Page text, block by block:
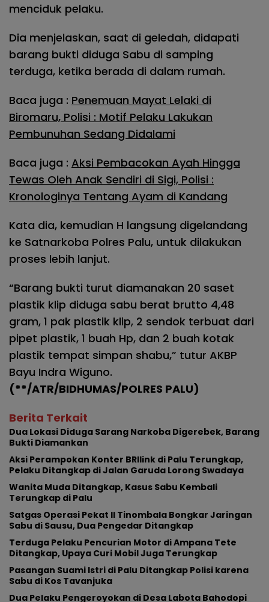
menciduk pelaku.
Dia menjelaskan, saat di geledah, didapati
barang bukti diduga Sabu di samping
terduga, ketika berada di dalam rumah.
Baca juga : Penemuan Mayat Lelaki di
Biromaru, Polisi : Motif Pelaku Lakukan
Pembunuhan Sedang Didalami
Baca juga : Aksi Pembacokan Ayah Hingga
Tewas Oleh Anak Sendiri di Sigi, Polisi :
Kronologinya Tentang Ayam di Kandang
Kata dia, kemudian H langsung digelandang
ke Satnarkoba Polres Palu, untuk dilakukan
proses lebih lanjut.
“Barang bukti turut diamanakan 20 saset
plastik klip diduga sabu berat brutto 4,48
gram, 1 pak plastik klip, 2 sendok terbuat dari
pipet plastik, 1 buah Hp, dan 2 buah kotak
plastik tempat simpan shabu,” tutur AKBP
Bayu Indra Wiguno.
(**/ATR/BIDHUMAS/POLRES PALU)
Berita Terkait
Dua Lokasi Diduga Sarang Narkoba Digerebek, Barang
Bukti Diamankan
Aksi Perampokan Konter BRIlink di Palu Terungkap,
Pelaku Ditangkap di Jalan Garuda Lorong Swadaya
Wanita Muda Ditangkap, Kasus Sabu Kembali
Terungkap di Palu
Satgas Operasi Pekat II Tinombala Bongkar Jaringan
Sabu di Sausu, Dua Pengedar Ditangkap
Terduga Pelaku Pencurian Motor di Ampana Tete
Ditangkap, Upaya Curi Mobil Juga Terungkap
Pasangan Suami Istri di Palu Ditangkap Polisi karena
Sabu di Kos Tavanjuka
Dua Pelaku Pengeroyokan di Desa Labota Bahodopi